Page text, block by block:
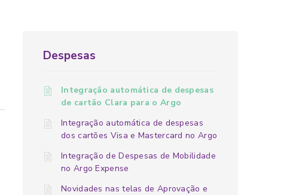
Despesas
Integração automática de despesas
de cartão Clara para o Argo
Integração automática de despesas
dos cartões Visa e Mastercard no Argo
Integração de Despesas de Mobilidade
no Argo Expense
Novidades nas telas de Aprovação e